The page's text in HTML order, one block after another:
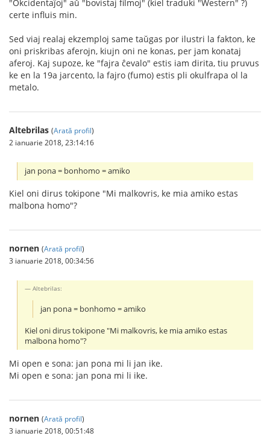
"Okcidentaĵoj" aŭ "bovistaj filmoj" (kiel traduki "Western" ?)
certe influis min.
Sed viaj realaj ekzemploj same taŭgas por ilustri la fakton, ke
oni priskribas aferojn, kiujn oni ne konas, per jam konataj
aferoj. Kaj supoze, ke "fajra ĉevalo" estis iam dirita, tiu pruvus
ke en la 19a jarcento, la fajro (fumo) estis pli okulfrapa ol la
metalo.
Altebrilas (Arată profil)
2 ianuarie 2018, 23:14:16
jan pona = bonhomo = amiko
Kiel oni dirus tokipone "Mi malkovris, ke mia amiko estas
malbona homo"?
nornen (Arată profil)
3 ianuarie 2018, 00:34:56
Altebrilas:
jan pona = bonhomo = amiko
Kiel oni dirus tokipone "Mi malkovris, ke mia amiko estas
malbona homo"?
Mi open e sona: jan pona mi li jan ike.
Mi open e sona: jan pona mi li ike.
nornen (Arată profil)
3 ianuarie 2018, 00:51:48